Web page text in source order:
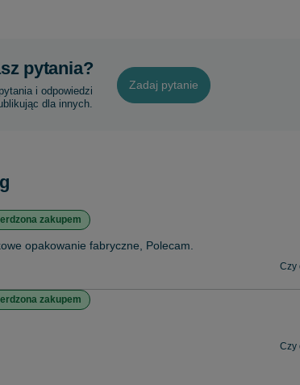
pytania?
i odpowiedzi
dla innych.
Zadaj pytanie
zakupem
opakowanie fabryczne, Polecam.
Czy
zakupem
Czy